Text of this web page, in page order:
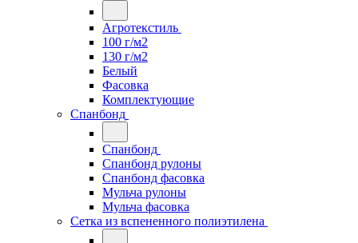
Агротекстиль
100 г/м2
130 г/м2
Белый
Фасовка
Комплектующие
Спанбонд
Спанбонд
Спанбонд рулоны
Спанбонд фасовка
Мульча рулоны
Мульча фасовка
Сетка из вспененного полиэтилена